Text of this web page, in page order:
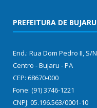
PREFEITURA DE BUJARU
End.: Rua Dom Pedro II, S/N
Centro - Bujaru - PA
CEP: 68670-000
Fone: (91) 3746-1221
CNPJ: 05.196.563/0001-10